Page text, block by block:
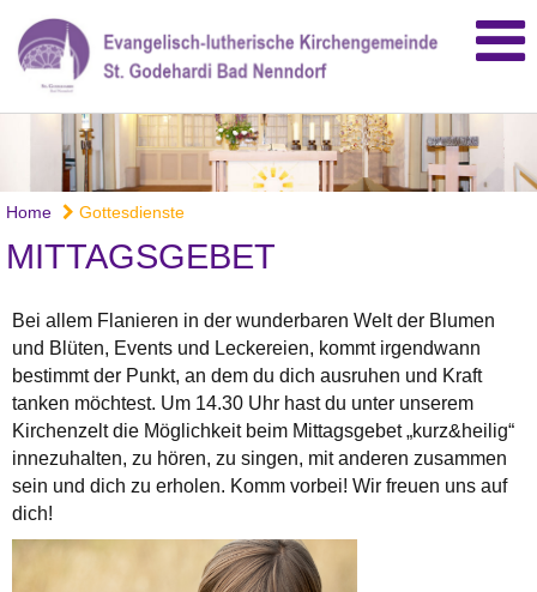
Home Gottesdienste
MITTAGSGEBET
Bei allem Flanieren in der wunderbaren Welt der Blumen
und Blüten, Events und Leckereien, kommt irgendwann
bestimmt der Punkt, an dem du dich ausruhen und Kraft
tanken möchtest. Um 14.30 Uhr hast du unter unserem
Kirchenzelt die Möglichkeit beim Mittagsgebet „kurz&heilig“
innezuhalten, zu hören, zu singen, mit anderen zusammen
sein und dich zu erholen. Komm vorbei! Wir freuen uns auf
dich!